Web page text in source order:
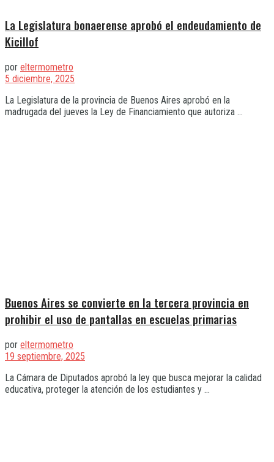
La Legislatura bonaerense aprobó el endeudamiento de
Kicillof
por eltermometro
5 diciembre, 2025
La Legislatura de la provincia de Buenos Aires aprobó en la
madrugada del jueves la Ley de Financiamiento que autoriza ...
Buenos Aires se convierte en la tercera provincia en
prohibir el uso de pantallas en escuelas primarias
por eltermometro
19 septiembre, 2025
La Cámara de Diputados aprobó la ley que busca mejorar la calidad
educativa, proteger la atención de los estudiantes y ...